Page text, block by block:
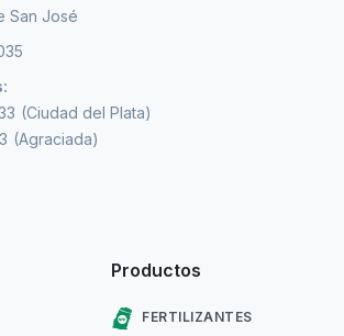
San José
(Ciudad del Plata)
(Agraciada)
Productos
FERTILIZANTES